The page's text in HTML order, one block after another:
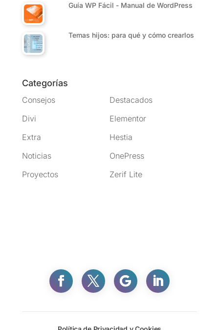
Guía WP Fácil - Manual de WordPress
Temas hijos: para qué y cómo crearlos
Categorías
Consejos
Destacados
Divi
Elementor
Extra
Hestia
Noticias
OnePress
Proyectos
Zerif Lite
Twitter
Gmail